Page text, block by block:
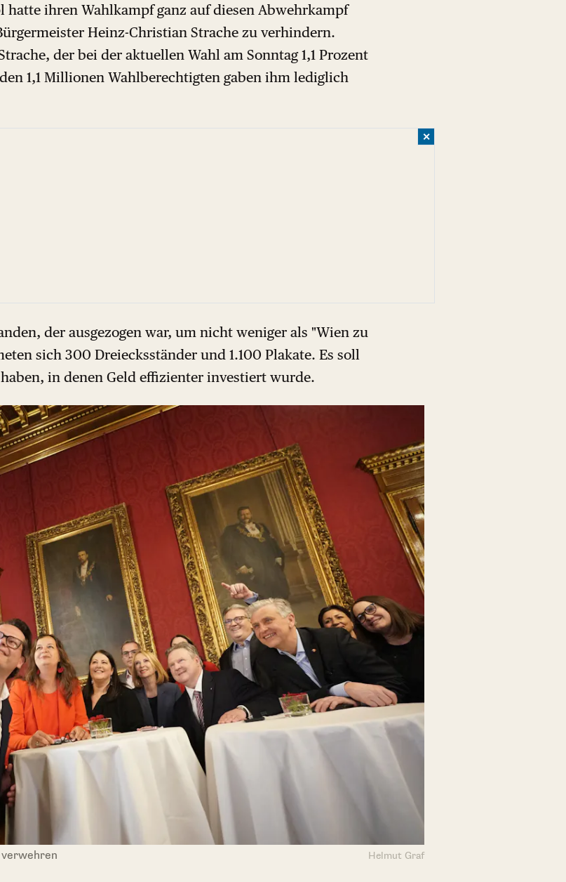
hatte ihren Wahlkampf ganz auf diesen Abwehrkampf
Heinz-Christian Strache zu verhindern.
der bei der aktuellen Wahl am Sonntag 1,1 Prozent
1,1 Millionen Wahlberechtigten gaben ihm lediglich
✕
der ausgezogen war, um nicht weniger als "Wien zu
sich 300 Dreiecksständer und 1.100 Plakate. Es soll
in denen Geld effizienter investiert wurde.
Helmut Graf